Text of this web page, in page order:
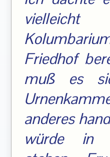
Friedhof
muß es
anderes
würde in